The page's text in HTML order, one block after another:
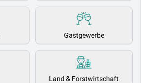
Gastgewerbe
Land & Forstwirtschaft